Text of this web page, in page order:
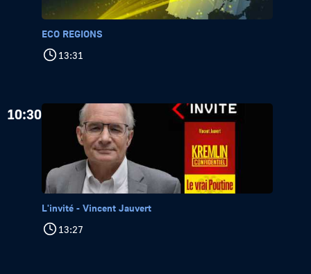
ECO REGIONS
13:31
10:30
L'invité - Vincent Jauvert
13:27